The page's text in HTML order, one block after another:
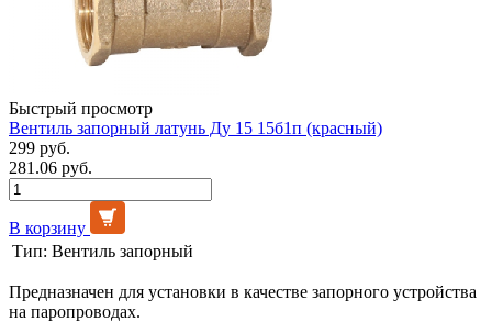
Быстрый просмотр
Вентиль запорный латунь Ду 15 15б1п (красный)
299 руб.
281.06 руб.
В корзину
Тип: Вентиль запорный
Предназначен для установки в качестве запорного устройства
на паропроводах.